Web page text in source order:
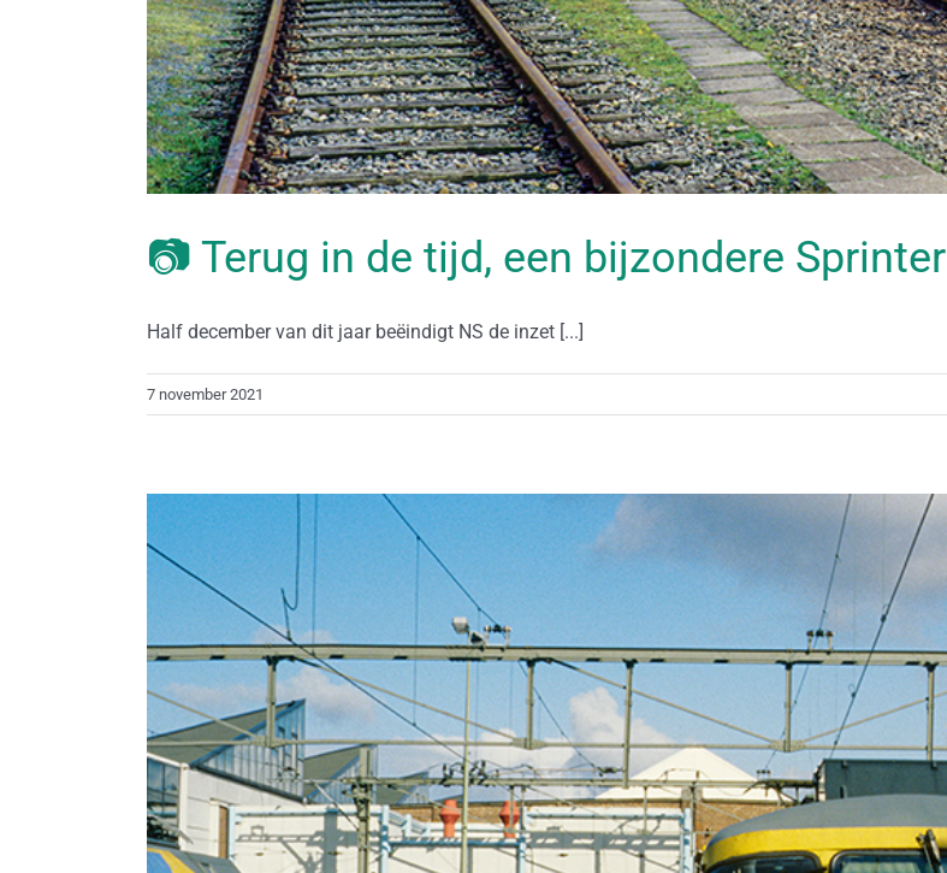
📷 Terug in de tijd, een bijzondere Sprinter
Half december van dit jaar beëindigt NS de inzet [...]
7 november 2021